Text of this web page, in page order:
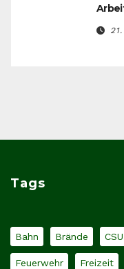
Tags
Bahn Brände CSU
Feuerwehr Freizeit